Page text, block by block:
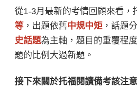
從1-3月最新的考情回顧來看，
等 ，出題依舊中規中矩 ，話題
史話題為主軸，題目的重覆程
題的比例大過新題。
接下來關於托福閱讀備考該注